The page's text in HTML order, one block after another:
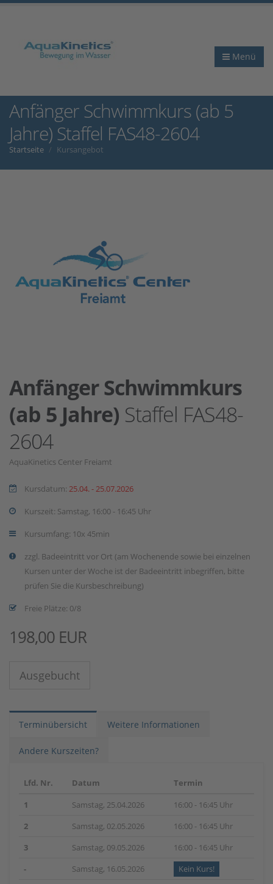
Menü
Anfänger Schwimmkurs (ab 5
Jahre) Staffel FAS48-2604
Startseite Kursangebot
Anfänger Schwimmkurs
(ab 5 Jahre) Staffel FAS48-
2604
AquaKinetics Center Freiamt
Kursdatum: 25.04. - 25.07.2026
Kurszeit: Samstag, 16:00 - 16:45 Uhr
Kursumfang: 10x 45min
zzgl. Badeeintritt vor Ort (am Wochenende sowie bei einzelnen
Kursen unter der Woche ist der Badeeintritt inbegriffen, bitte
prüfen Sie die Kursbeschreibung)
Freie Plätze: 0/8
198,00 EUR
Ausgebucht
Terminübersicht Weitere Informationen
Andere Kurszeiten?
Lfd. Nr. Datum
Termin
1
Samstag, 25.04.2026
16:00 - 16:45 Uhr
2
Samstag, 02.05.2026
16:00 - 16:45 Uhr
3
Samstag, 09.05.2026
16:00 - 16:45 Uhr
-
Samstag, 16.05.2026
Kein Kurs!